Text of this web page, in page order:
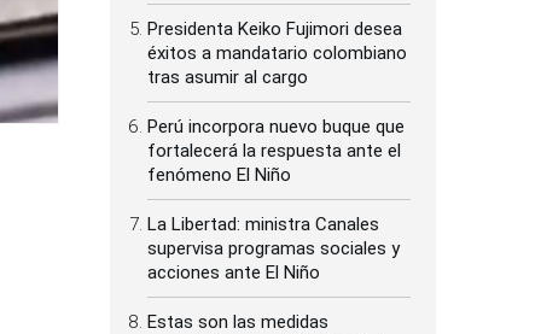
Presidenta Keiko Fujimori desea
éxitos a mandatario colombiano
tras asumir al cargo
Perú incorpora nuevo buque que
fortalecerá la respuesta ante el
fenómeno El Niño
La Libertad: ministra Canales
supervisa programas sociales y
acciones ante El Niño
Estas son las medidas